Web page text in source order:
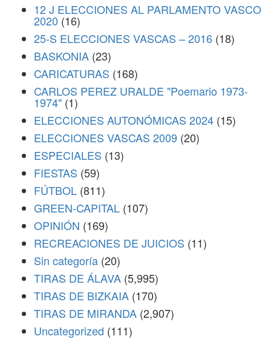
12 J ELECCIONES AL PARLAMENTO VASCO
2020 (16)
25-S ELECCIONES VASCAS – 2016 (18)
BASKONIA (23)
CARICATURAS (168)
CARLOS PEREZ URALDE "Poemario 1973-
1974" (1)
ELECCIONES AUTONÓMICAS 2024 (15)
ELECCIONES VASCAS 2009 (20)
ESPECIALES (13)
FIESTAS (59)
FÚTBOL (811)
GREEN-CAPITAL (107)
OPINIÓN (169)
RECREACIONES DE JUICIOS (11)
Sin categoría (20)
TIRAS DE ÁLAVA (5,995)
TIRAS DE BIZKAIA (170)
TIRAS DE MIRANDA (2,907)
Uncategorized (111)